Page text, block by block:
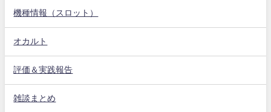
機種情報（スロット）
オカルト
評価＆実践報告
雑談まとめ